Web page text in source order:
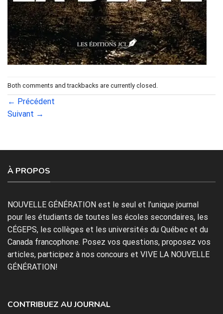
Both comments and trackbacks are currently closed.
← Précédent
Suivant →
À PROPOS
NOUVELLE GÉNÉRATION est le seul et l’unique journal
pour les étudiants de toutes les écoles secondaires, les
CÉGEPS, les collèges et les universités du Québec et du
Canada francophone. Posez vos questions, proposez vos
articles, participez à nos concours et VIVE LA NOUVELLE
GÉNÉRATION!
CONTRIBUEZ AU JOURNAL